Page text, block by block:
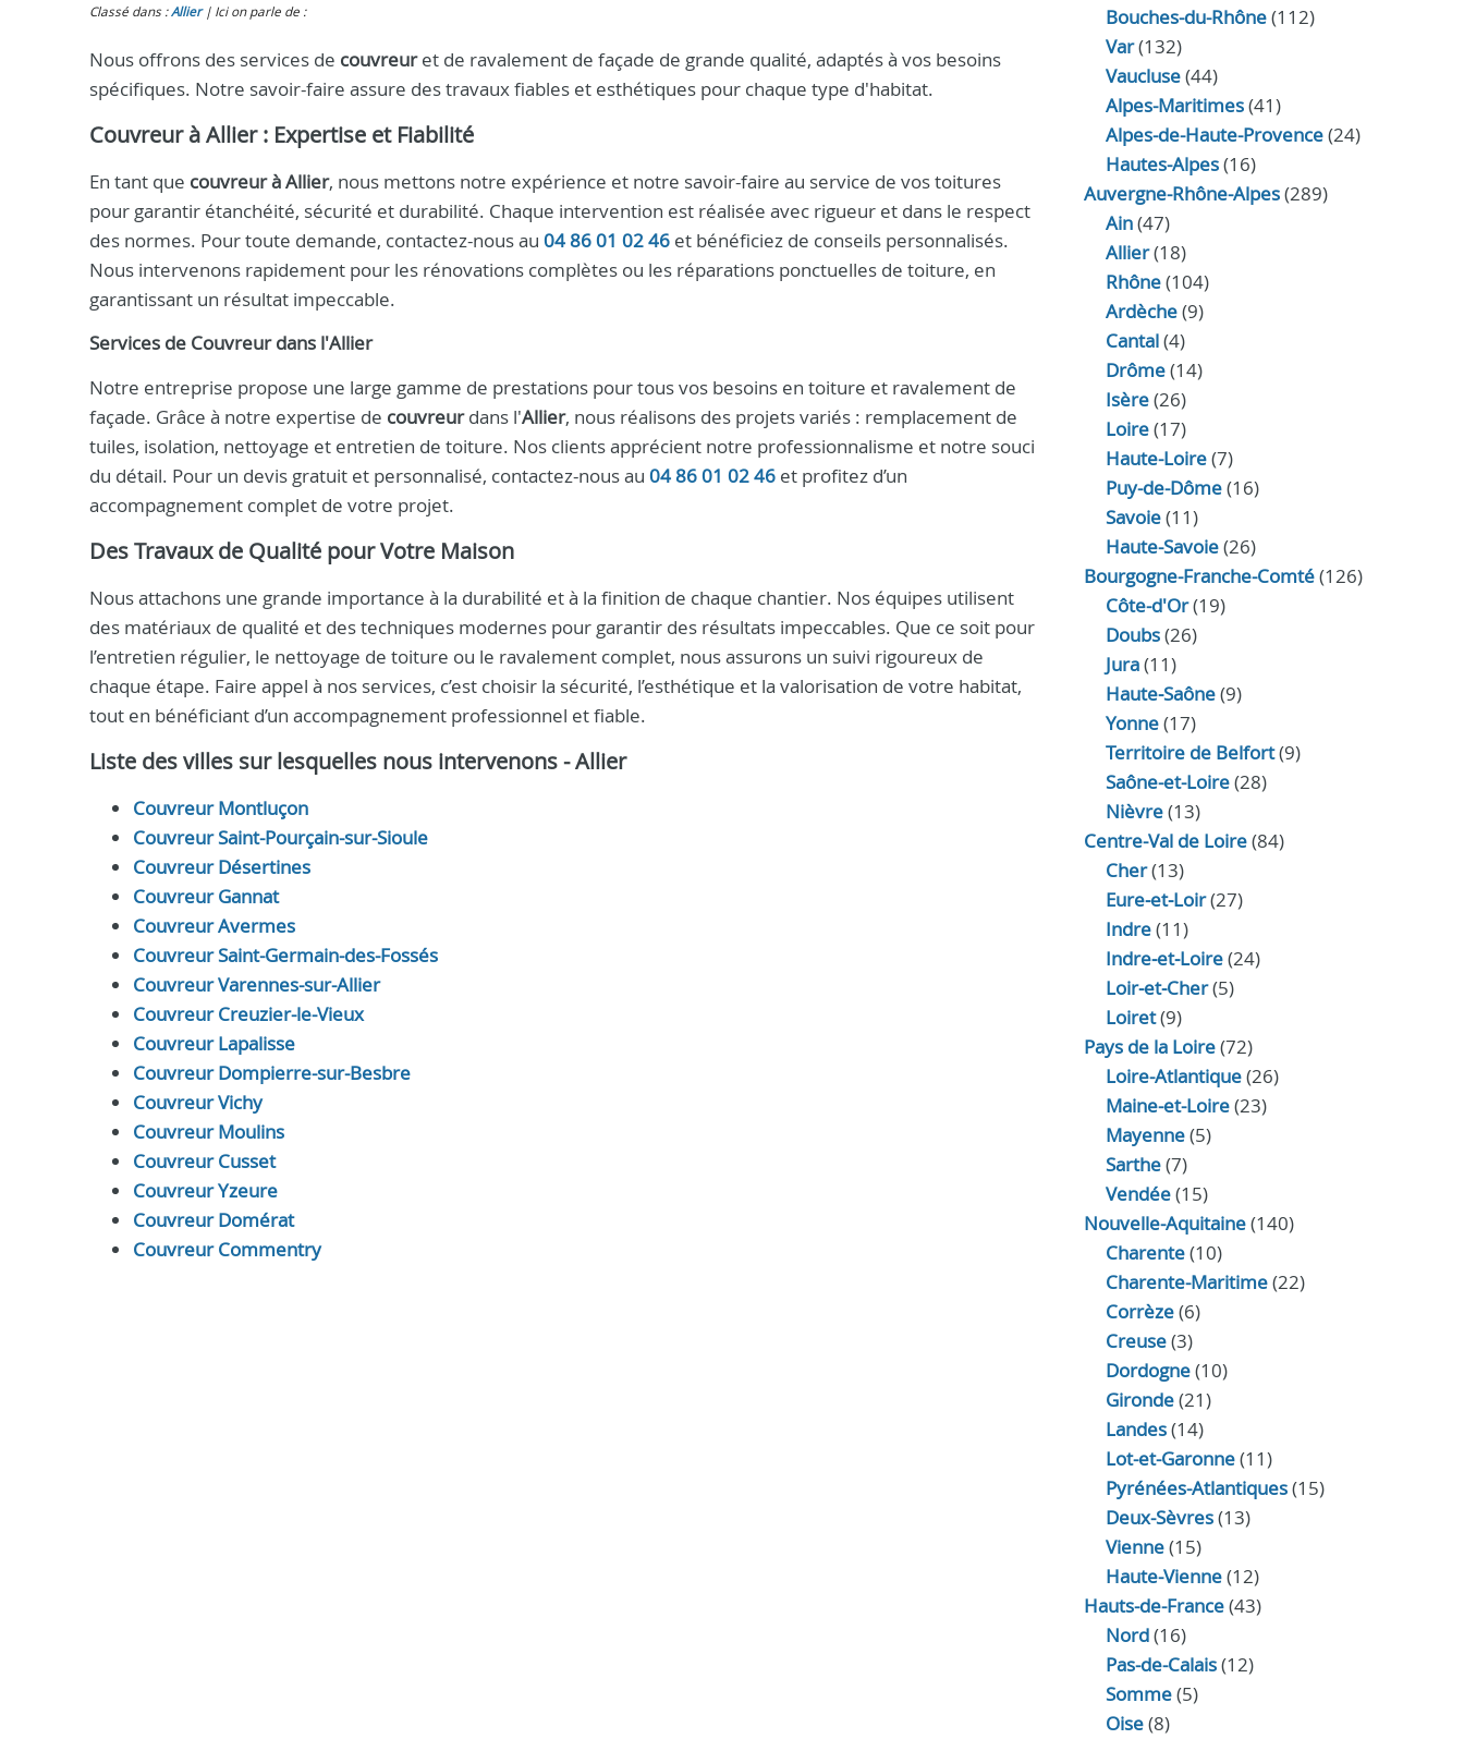
Classé dans :Allier Ici on parle de :
Nous offrons des services de couvreuret de ravalement de façade de grande qualité, adaptés à vos besoins
spécifiques. Notre savoir-faire assure des travaux fiables et esthétiques pour chaque type d'habitat.
Couvreur à Allier : Expertise et Fiabilité
En tant que couvreur à Allier, nous mettons notre expérience et notre savoir-faire au service de vos toitures
pour garantir étanchéité, sécurité et durabilité. Chaque intervention est réalisée avec rigueur et dans le respect
des normes. Pour toute demande, contactez-nous au 04 86 01 02 46 et bénéficiez de conseils personnalisés.
Nous intervenons rapidement pour les rénovations complètes ou les réparations ponctuelles de toiture, en
garantissant un résultat impeccable.
Services de Couvreurdans l'Allier
Notre entreprise propose une large gamme de prestations pour tous vos besoins en toiture et ravalement de
façade. Grâce à notre expertise de couvreurdans l'Allier, nous réalisons des projets variés : remplacement de
tuiles, isolation, nettoyage et entretien de toiture. Nos clients apprécient notre professionnalisme et notre souci
du détail. Pour un devis gratuit et personnalisé, contactez-nous au 04 86 01 02 46 et profitez d’un
accompagnement complet de votre projet.
Des Travaux de Qualité pour Votre Maison
Nous attachons une grande importance à la durabilité et à la finition de chaque chantier. Nos équipes utilisent
des matériaux de qualité et des techniques modernes pour garantir des résultats impeccables. Que ce soit pour
l’entretien régulier, le nettoyage de toiture ou le ravalement complet, nous assurons un suivi rigoureux de
chaque étape. Faire appel à nos services, c’est choisir la sécurité, l’esthétique et la valorisation de votre habitat,
tout en bénéficiant d’un accompagnement professionnel et fiable.
Liste des villes sur lesquelles nous intervenons - Allier
Couvreur Montluçon
Couvreur Saint-Pourçain-sur-Sioule
Couvreur Désertines
Couvreur Gannat
Couvreur Avermes
Couvreur Saint-Germain-des-Fossés
Couvreur Varennes-sur-Allier
Couvreur Creuzier-le-Vieux
Couvreur Lapalisse
Couvreur Dompierre-sur-Besbre
Couvreur Vichy
Couvreur Moulins
Couvreur Cusset
Couvreur Yzeure
Couvreur Domérat
Couvreur Commentry
Bouches-du-Rhône(112)
Var(132)
Vaucluse(44)
Alpes-Maritimes(41)
Alpes-de-Haute-Provence(24)
Hautes-Alpes(16)
Auvergne-Rhône-Alpes(289)
Ain(47)
Allier(18)
Rhône(104)
Ardèche(9)
Cantal(4)
Drôme(14)
Isère(26)
Loire(17)
Haute-Loire(7)
Puy-de-Dôme(16)
Savoie(11)
Haute-Savoie(26)
Bourgogne-Franche-Comté(126)
Côte-d'Or(19)
Doubs(26)
Jura(11)
Haute‑Saône(9)
Yonne(17)
Territoire de Belfort(9)
Saône-et-Loire(28)
Nièvre(13)
Centre-Val de Loire(84)
Cher(13)
Eure‑et‑Loir(27)
Indre(11)
Indre‑et‑Loire(24)
Loir‑et‑Cher(5)
Loiret(9)
Pays de la Loire(72)
Loire-Atlantique(26)
Maine-et-Loire(23)
Mayenne(5)
Sarthe(7)
Vendée(15)
Nouvelle-Aquitaine(140)
Charente(10)
Charente-Maritime(22)
Corrèze(6)
Creuse(3)
Dordogne(10)
Gironde(21)
Landes(14)
Lot-et-Garonne(11)
Pyrénées-Atlantiques(15)
Deux-Sèvres(13)
Vienne(15)
Haute-Vienne(12)
Hauts-de-France(43)
Nord(16)
Pas-de-Calais(12)
Somme(5)
Oise(8)